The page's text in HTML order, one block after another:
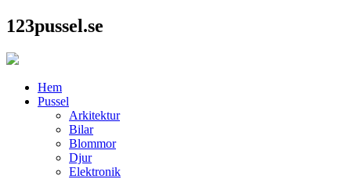
123pussel.se
Hem
Pussel
Arkitektur
Bilar
Blommor
Djur
Elektronik